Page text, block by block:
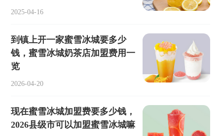
2025-04-16
到镇上开一家蜜雪冰城要多少
钱，蜜雪冰城奶茶店加盟费用一
览
2026-04-20
现在蜜雪冰城加盟费要多少钱，
2026县级市可以加盟蜜雪冰城嘛